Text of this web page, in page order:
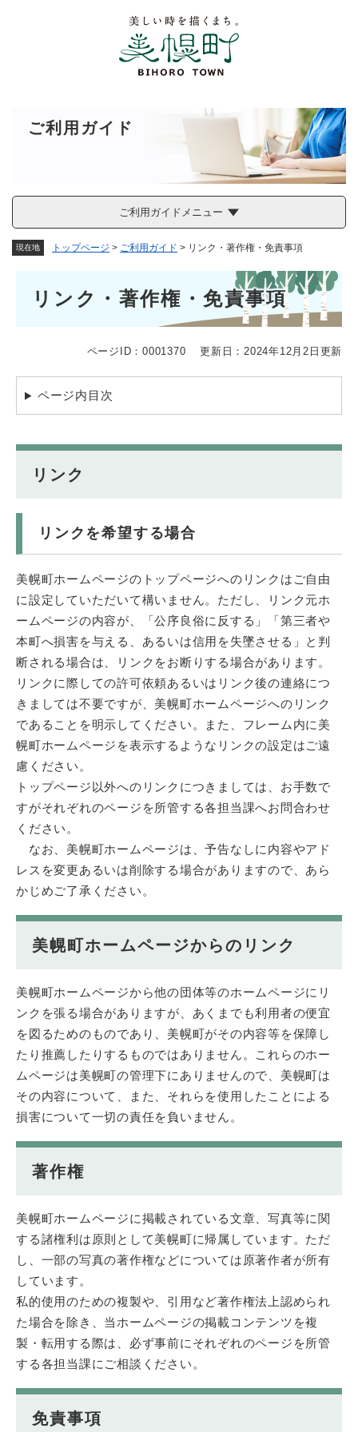
現在地 トップページ > ご利用ガイド > リンク・著作権・免責事項
ご利用ガイド
ご利用ガイドメニュー
リンク・著作権・免責事項
ページID：0001370 更新日：2024年12月2日更新
ページ内目次
リンク
リンクを希望する場合
美幌町ホームページのトップページへのリンクはご自由
に設定していただいて構いません。ただし、リンク元ホ
ームページの内容が、「公序良俗に反する」「第三者や
本町へ損害を与える、あるいは信用を失墜させる」と判
断される場合は、リンクをお断りする場合があります。
リンクに際しての許可依頼あるいはリンク後の連絡につ
きましては不要ですが、美幌町ホームページへのリンク
であることを明示してください。また、フレーム内に美
幌町ホームページを表示するようなリンクの設定はご遠
慮ください。
トップページ以外へのリンクにつきましては、お手数で
すがそれぞれのページを所管する各担当課へお問合わせ
ください。
なお、美幌町ホームページは、予告なしに内容やアド
レスを変更あるいは削除する場合がありますので、あら
かじめご了承ください。
美幌町ホームページからのリンク
美幌町ホームページから他の団体等のホームページにリ
ンクを張る場合がありますが、あくまでも利用者の便宜
を図るためのものであり、美幌町がその内容等を保障し
たり推薦したりするものではありません。これらのホー
ムページは美幌町の管理下にありませんので、美幌町は
その内容について、また、それらを使用したことによる
損害について一切の責任を負いません。
著作権
美幌町ホームページに掲載されている文章、写真等に関
する諸権利は原則として美幌町に帰属しています。ただ
し、一部の写真の著作権などについては原著作者が所有
しています。
私的使用のための複製や、引用など著作権法上認められ
た場合を除き、当ホームページの掲載コンテンツを複
製・転用する際は、必ず事前にそれぞれのページを所管
する各担当課にご相談ください。
免責事項